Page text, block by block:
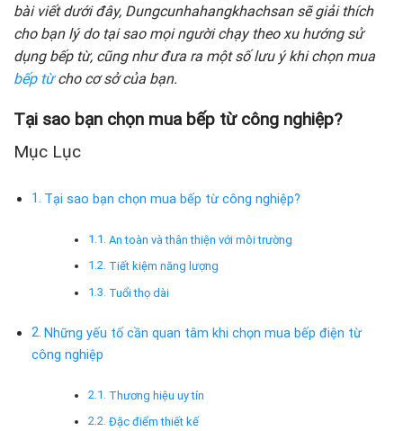
bài viết dưới đây, Dungcunhahangkhachsan sẽ giải thích
cho bạn lý do tại sao mọi người chạy theo xu hướng sử
dụng bếp từ, cũng như đưa ra một số lưu ý khi chọn mua
bếp từcho cơ sở của bạn.
Tại sao bạn chọn mua bếp từ công nghiệp?
Mục Lục
Tại sao bạn chọn mua bếp từ công nghiệp?
An toàn và thân thiện với môi trường
Tiết kiệm năng lượng
Tuổi thọ dài
Những yếu tố cần quan tâm khi chọn mua bếp điện từ
công nghiệp
Thương hiệu uy tín
Đặc điểm thiết kế